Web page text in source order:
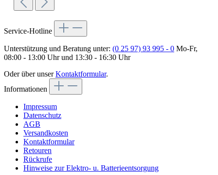
Service-Hotline
Unterstützung und Beratung unter: (0 25 97) 93 995 - 0 Mo-Fr,
08:00 - 13:00 Uhr und 13:30 - 16:30 Uhr
Oder über unserKontaktformular.
Informationen
Impressum
Datenschutz
AGB
Versandkosten
Kontaktformular
Retouren
Rückrufe
Hinweise zur Elektro- u. Batterieentsorgung